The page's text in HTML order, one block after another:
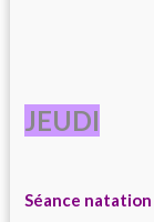
JEUDI
Séance natation